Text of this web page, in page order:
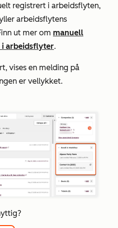
registrert i arbeidsflyten,
arbeidsflytens
ut mer om manuell
i arbeidsflyter.
vises en melding på
er vellykket.